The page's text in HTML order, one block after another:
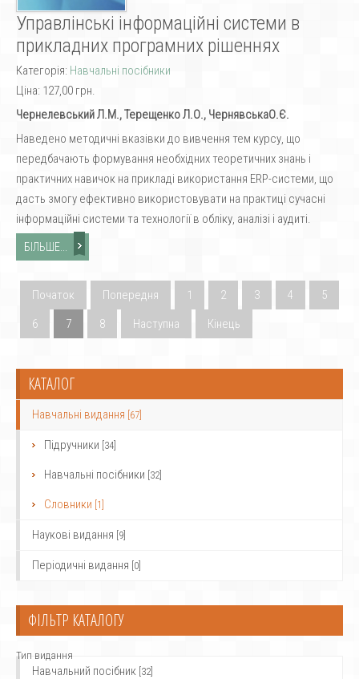
Управлінські інформаційні системи в
прикладних програмних рішеннях
Категорія: Навчальні посібники
Ціна: 127,00 грн.
Чернелевський Л.М., Терещенко Л.О., ЧернявськаО.Є.
Наведено методичні вказівки до вивчення тем курсу, що
передбачають формування необхідних теоретичних знань і
практичних навичок на прикладі використання ERP-системи, що
дасть змогу ефективно використовувати на практиці сучасні
інформаційні системи та технології в обліку, аналізі і аудиті.
БІЛЬШЕ...
Початок Попередня 1 2 3 4
5
6
7 8 Наступна Кінець
КАТАЛОГ
Навчальні видання [67]
Підручники [34]
Навчальні посібники [32]
Словники [1]
Наукові видання [9]
Періодичні видання [0]
ФІЛЬТР КАТАЛОГУ
Тип видання
Навчальний посібник [32]